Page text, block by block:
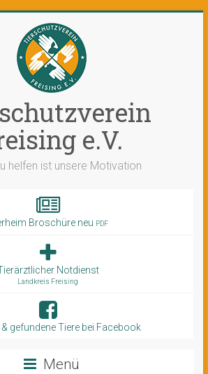
e.V.
helfen ist unsere Motivation
Broschüre neu PDF
Notdienst
Landkreis Freising
gefundene Tiere bei Facebook
Menü